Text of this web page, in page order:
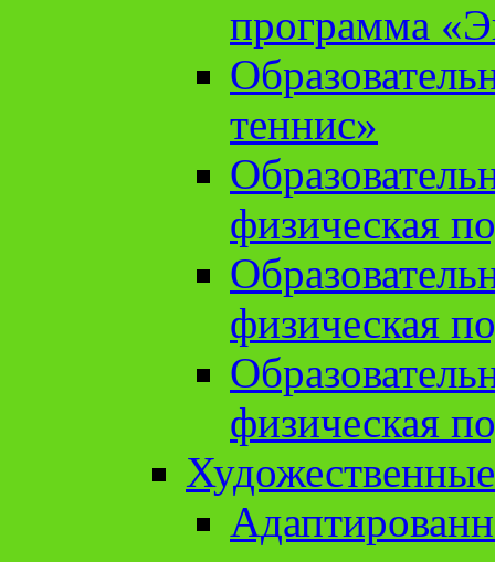
программа
теннис»
физическая
физическая
физическая
Художественные